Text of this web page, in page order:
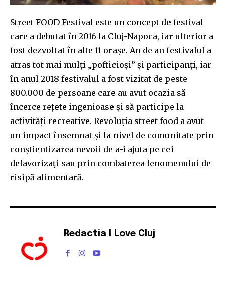
Street FOOD Festival este un concept de festival
care a debutat în 2016 la Cluj-Napoca, iar ulterior a
fost dezvoltat în alte 11 oraşe. An de an festivalul a
atras tot mai mulți „pofticioși” și participanți, iar
în anul 2018 festivalul a fost vizitat de peste
800.000 de persoane care au avut ocazia să
încerce rețete ingenioase și să participe la
activităţi recreative. Revoluţia street food a avut
un impact însemnat şi la nivel de comunitate prin
conştientizarea nevoii de a-i ajuta pe cei
defavorizaţi sau prin combaterea fenomenului de
risipă alimentară.
Redactia I Love Cluj